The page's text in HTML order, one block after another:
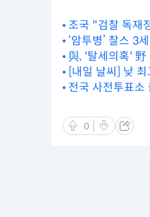
조국 "검찰 독재
‘암투병’ 찰스 3
與, '탈세의혹'
[내일 날씨] 낮
전국 사전투표소
0